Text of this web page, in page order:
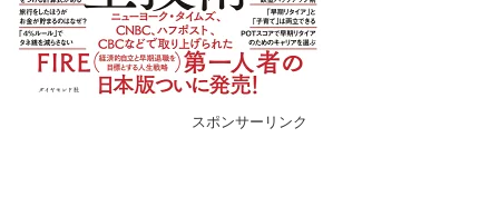
スポンサーリンク